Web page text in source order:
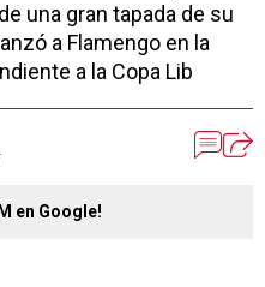
una gran tapada de su
a Flamengo en la
a la Copa Lib
en Google!